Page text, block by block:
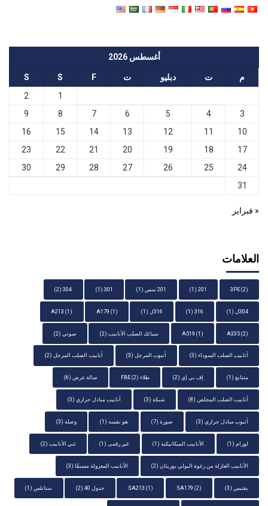
أغسطس 2026
م ت دبليو ت F
S
S
1
2
3
4
5
6
7
8
9
10
11
12
13
14
15
16
17
18
19
20
21
22
23
24
25
26
27
28
29
30
31
« فبراير
العلامات
3PE(2)
201
(1) 201 سس (1)
301
(1)
304
(2)
304ل (1)
316
(1) 316ل (1)
A179 (1)
A213 (1)
A335(2)
A519 (1) سبائك الصلب الأنابيب (2) صوتي (2)
أنابيب الصلب السوداء (3) أنبوب المرجل (3) أنابيب الصلب المرجل (2)
متتابع (1) إف بي إي (2) طلاء FBE (2) صالة عرض (6)
أنابيب الصلب المجلفن (8) شبكة (3) أنابيب مبادل حراري (3)
أنبوب مبادل حراري (3) صورة (7) هو نفسه (1) وصلة (3)
لورام (1) الأنابيب الميكانيكية (1) غير رقمى (1) ثني الأنابيب (2)
الأنابيب العازلة من رغوة البولي يوريثان (2) الأنابيب المعزولة مسبقًا (3)
يقتبس (3)
SA179 (2)
SA213 (1) جدول 40 (2) ستانلس (1)